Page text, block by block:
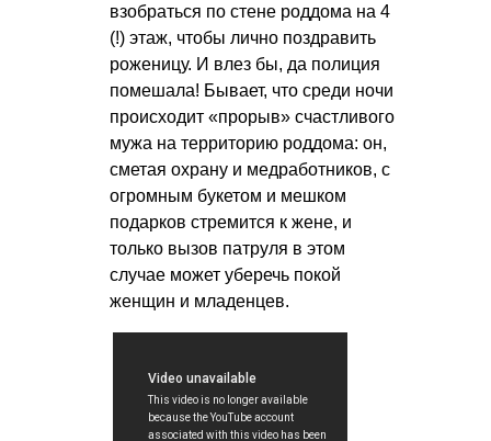
взобраться по стене роддома на 4
(!) этаж, чтобы лично поздравить
роженицу. И влез бы, да полиция
помешала! Бывает, что среди ночи
происходит «прорыв» счастливого
мужа на территорию роддома: он,
сметая охрану и медработников, с
огромным букетом и мешком
подарков стремится к жене, и
только вызов патруля в этом
случае может уберечь покой
женщин и младенцев.